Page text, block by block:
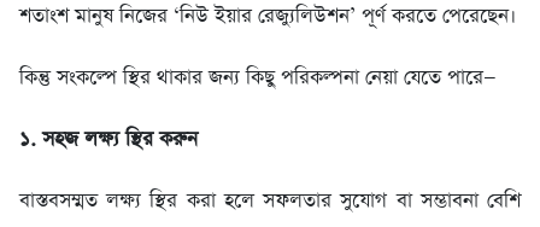
শতাংশ মানুষ নিজের ‘নিউ ইয়ার রেজ্যুলিউশন’ পূর্ণ করতে পেরেছেন।
কিন্তু সংকল্পে স্থির থাকার জন্য কিছু পরিকল্পনা নেয়া যেতে পারে—
১. সহজ লক্ষ্য স্থির করুন
বাস্তবসম্মত লক্ষ্য স্থির করা হলে সফলতার সুযোগ বা সম্ভাবনা বেশি